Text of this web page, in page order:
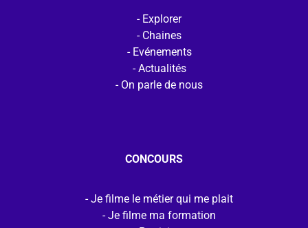
Explorer
Chaines
Evénements
Actualités
On parle de nous
CONCOURS
Je filme le métier qui me plait
Je filme ma formation